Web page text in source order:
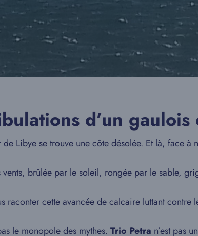
d’un
de Libye se trouve une côte désolée. Et là, face à
vents, brûlée par le soleil, rongée par le sable,
raconter cette avancée de calcaire luttant contre
le monopole des mythes. Trio Petra n’est pas